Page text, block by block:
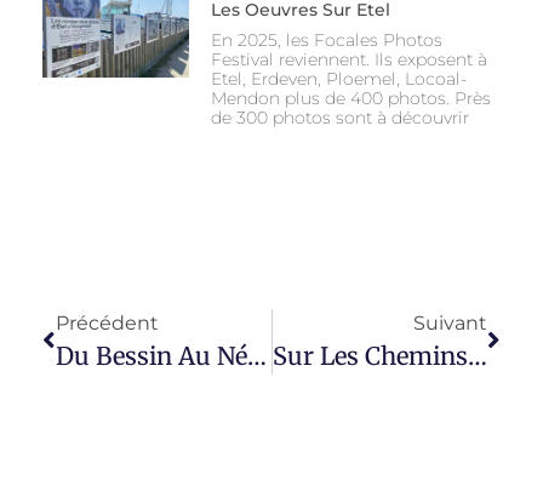
Les Oeuvres Sur Etel
En 2025, les Focales Photos
Festival reviennent. Ils exposent à
Etel, Erdeven, Ploemel, Locoal-
Mendon plus de 400 photos. Près
de 300 photos sont à découvrir
Précédent
Du Bessin Au Népal
Suivant
Sur Les Chemins De L’école